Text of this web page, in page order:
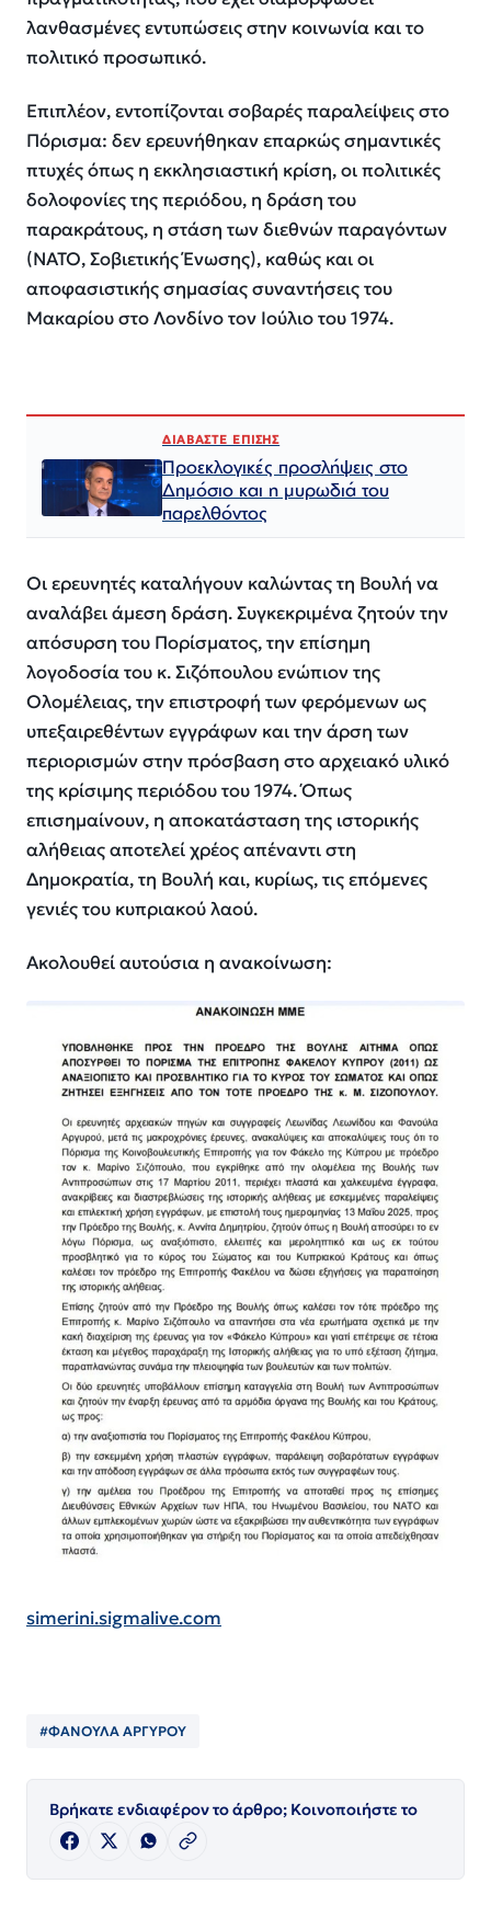
λανθασμένες εντυπώσεις στην κοινωνία και το
πολιτικό προσωπικό.
Επιπλέον, εντοπίζονται σοβαρές παραλείψεις στο
Πόρισμα: δεν ερευνήθηκαν επαρκώς σημαντικές
πτυχές όπως η εκκλησιαστική κρίση, οι πολιτικές
δολοφονίες της περιόδου, η δράση του
παρακράτους, η στάση των διεθνών παραγόντων
(ΝΑΤΟ, Σοβιετικής Ένωσης), καθώς και οι
αποφασιστικής σημασίας συναντήσεις του
Μακαρίου στο Λονδίνο τον Ιούλιο του 1974.
ΔΙΑΒΑΣΤΕ ΕΠΙΣΗΣ
Προεκλογικές προσλήψεις στο
Δημόσιο και η μυρωδιά του
παρελθόντος
Οι ερευνητές καταλήγουν καλώντας τη Βουλή να
αναλάβει άμεση δράση. Συγκεκριμένα ζητούν την
απόσυρση του Πορίσματος, την επίσημη
λογοδοσία του κ. Σιζόπουλου ενώπιον της
Ολομέλειας, την επιστροφή των φερόμενων ως
υπεξαιρεθέντων εγγράφων και την άρση των
περιορισμών στην πρόσβαση στο αρχειακό υλικό
της κρίσιμης περιόδου του 1974. Όπως
επισημαίνουν, η αποκατάσταση της ιστορικής
αλήθειας αποτελεί χρέος απέναντι στη
Δημοκρατία, τη Βουλή και, κυρίως, τις επόμενες
γενιές του κυπριακού λαού.
Ακολουθεί αυτούσια η ανακοίνωση:
simerini.sigmalive.com
#ΦΑΝΟΥΛΑ ΑΡΓΥΡΟΥ
Βρήκατε ενδιαφέρον το άρθρο; Κοινοποιήστε το